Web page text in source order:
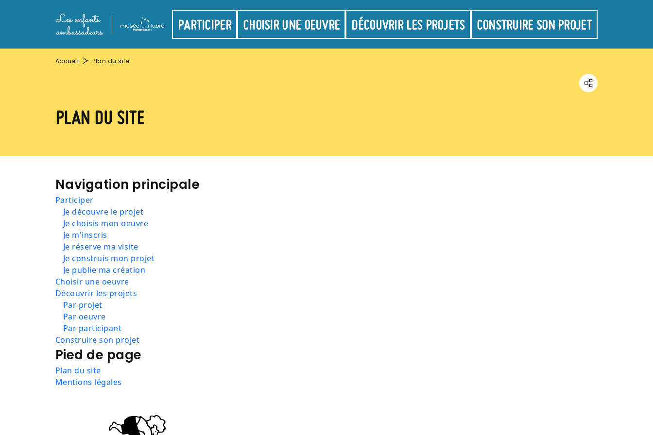
Main navigation
PARTICIPER CHOISIR UNE OEUVRE DÉCOUVRIR LES PROJETS CONSTRUIRE SON PROJET
Fil d'Ariane
Accueil Plan du site
Partager
PLAN DU SITE
Navigation principale
Participer
Je découvre le projet
Je choisis mon oeuvre
Je m'inscris
Je réserve ma visite
Je construis mon projet
Je publie ma création
Choisir une oeuvre
Découvrir les projets
Par projet
Par oeuvre
Par participant
Construire son projet
Pied de page
Plan du site
Mentions légales